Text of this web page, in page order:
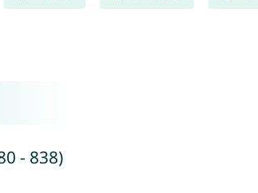
- 838)